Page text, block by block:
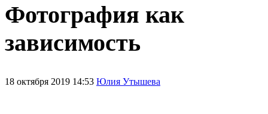
Фотография как
зависимость
18 октября 2019 14:53 Юлия Утышева